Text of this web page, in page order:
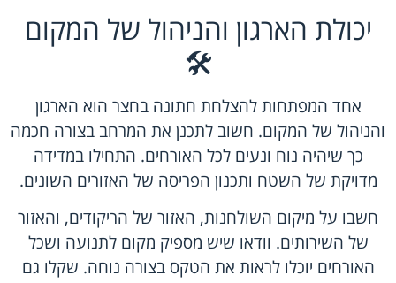
יכולת הארגון והניהול של המקום
🛠️
אחד המפתחות להצלחת חתונה בחצר הוא הארגון
והניהול של המקום. חשוב לתכנן את המרחב בצורה חכמה
כך שיהיה נוח ונעים לכל האורחים. התחילו במדידה
מדויקת של השטח ותכנון הפריסה של האזורים השונים.
חשבו על מיקום השולחנות, האזור של הריקודים, והאזור
של השירותים. וודאו שיש מספיק מקום לתנועה ושכל
האורחים יוכלו לראות את הטקס בצורה נוחה. שקלו גם